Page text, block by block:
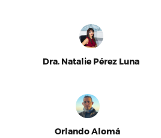
Dra. Natalie Pérez Luna
Orlando Alomá